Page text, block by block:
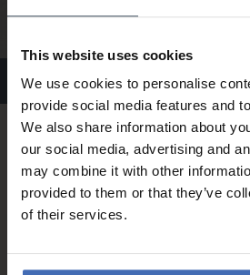
This website uses cookies
We use cookies to personalise
provide social media features and
We also share information about
our social media, advertising and
may combine it with other
provided to them or that they’ve
of their services.
Orecchini Xenox